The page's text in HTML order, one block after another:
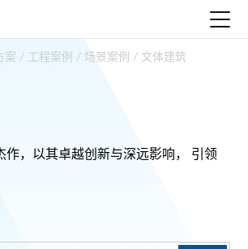
案 / 工程案例 / 场景案例 / 文体建筑
作，以其卓越创新与深远影响，
引领